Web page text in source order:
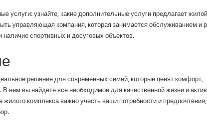
услуги: узнайте, какие дополнительные услуги предлагает жилой
управляющая компания, которая занимается обслуживанием и
спортивных и досуговых объектов.
решение для современных семей, которые ценят комфорт,
В нем вы найдете все необходимое для качественной жизни и
жилого комплекса важно учесть ваши потребности и